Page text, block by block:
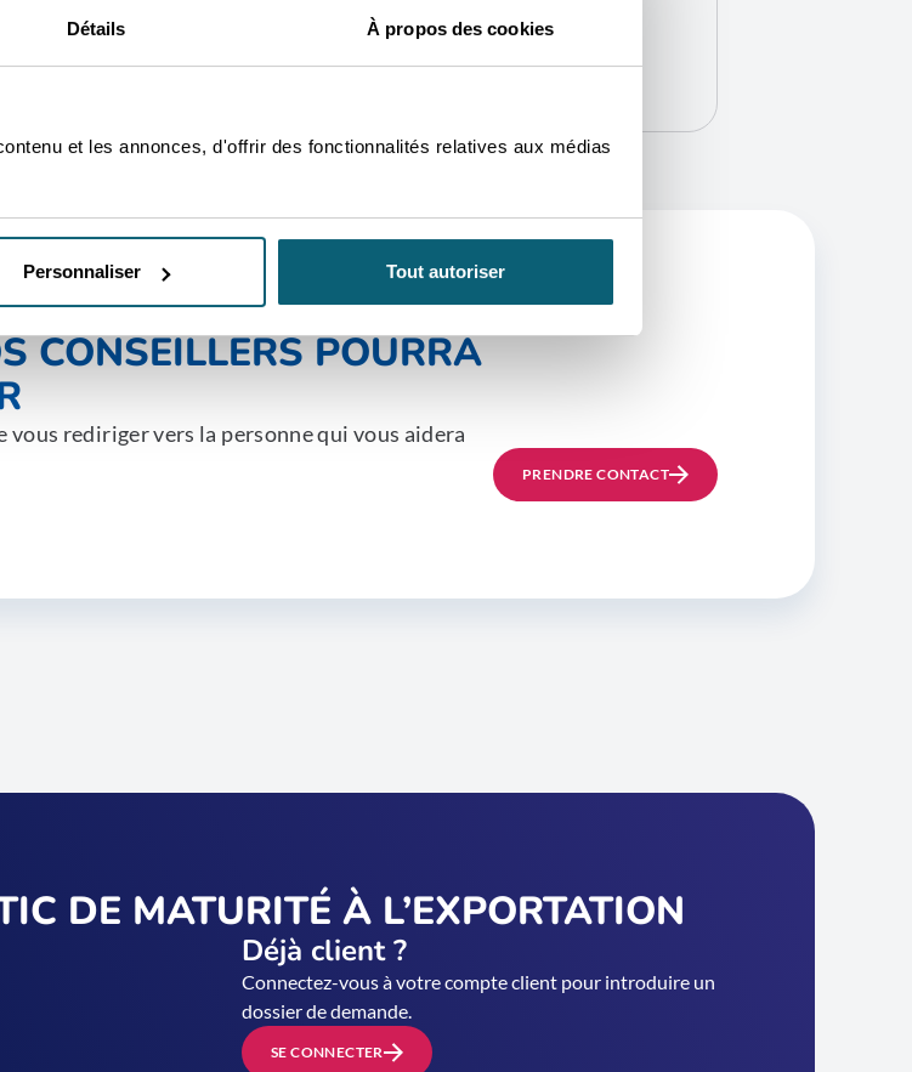
Détails À propos des cookies
et les annonces, d'offrir des fonctionnalités relatives aux médias
Personnaliser Tout autoriser
CONSEILLERS POURRA
vous rediriger vers la personne qui vous aidera
PRENDRE CONTACT
DE MATURITÉ À L’EXPORTATION
Déjà client ?
Connectez-vous à votre compte client pour introduire un
dossier de demande.
SE CONNECTER